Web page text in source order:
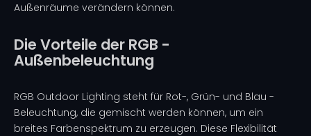
Außenräume verändern können.
Die Vorteile der RGB -
Außenbeleuchtung
RGB Outdoor Lighting steht für Rot-, Grün- und Blau -
Beleuchtung, die gemischt werden können, um ein
breites Farbenspektrum zu erzeugen. Diese Flexibilität